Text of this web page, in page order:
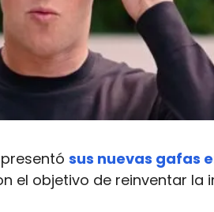
sus nuevas gafas
el objetivo de reinventar la